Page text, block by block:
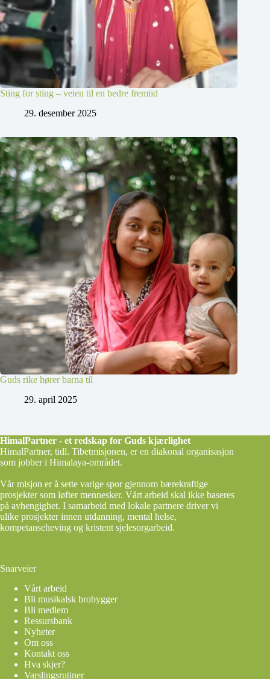
Sting for sting – veien til en bedre fremtid
29. desember 2025
Guds rike hører barna til
29. april 2025
HimalPartner - et redskap for Guds kjærlighet
HimalPartner, tidl. Tibetmisjonen, er en diakonal organisasjon
som jobber i Himalaya-området.
Vår misjon er å sette varige spor gjennom bærekraftige
prosjekter som løfter mennesker. Vårt arbeid skal ikke baseres
på avhengighet. I samarbeid med lokale partnere driver vi
ulike prosjekter innen utdanning, mental helse,
kompetanseheving og kristent sjelesorgarbeid.
Snarveier
Vårt arbeid
Bli musikalsk brobygger
Bli medlem
Ressursbank
Nyheter
Om oss
Kontakt oss
Hva skjer?
Varslingsrutiner